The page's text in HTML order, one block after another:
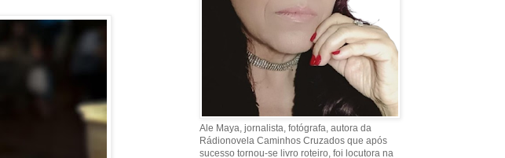
Ale Maya, jornalista, fotógrafa, autora da
Rádionovela Caminhos Cruzados que após
sucesso tornou-se livro roteiro, foi locutora na